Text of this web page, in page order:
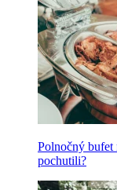
Polnočný bufet
pochutili?